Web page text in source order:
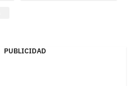
PUBLICIDAD